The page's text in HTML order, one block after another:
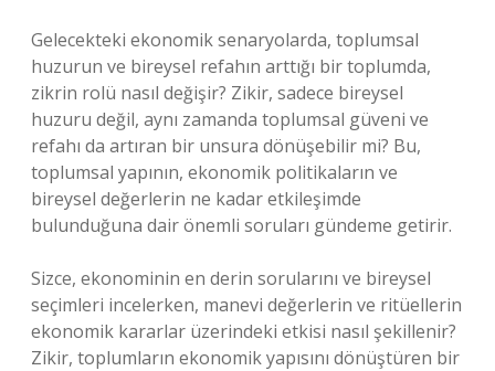
Gelecekteki ekonomik senaryolarda, toplumsal
huzurun ve bireysel refahın arttığı bir toplumda,
zikrin rolü nasıl değişir? Zikir, sadece bireysel
huzuru değil, aynı zamanda toplumsal güveni ve
refahı da artıran bir unsura dönüşebilir mi? Bu,
toplumsal yapının, ekonomik politikaların ve
bireysel değerlerin ne kadar etkileşimde
bulunduğuna dair önemli soruları gündeme getirir.
Sizce, ekonominin en derin sorularını ve bireysel
seçimleri incelerken, manevi değerlerin ve ritüellerin
ekonomik kararlar üzerindeki etkisi nasıl şekillenir?
Zikir, toplumların ekonomik yapısını dönüştüren bir